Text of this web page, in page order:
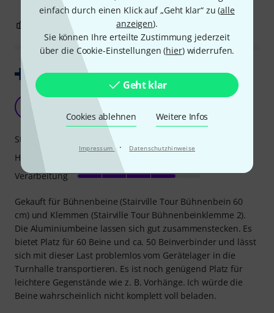
einfach durch einen Klick auf „Geht klar“ zu (alle
anzeigen).
Sie können Ihre erteilte Zustimmung jederzeit
über die Cookie-Einstellungen (hier) widerrufen.
Geht klar
Cookies ablehnen Weitere Infos
Impressum · Datenschutzhinweise
0 BEWERTUNG MELDEN
Original zeigen
Geräumige Box
Lauri S. 12.12.2018
Gekauft für Bühnenbeine (Stairville Tour Bühnenbein 60
cm) und Klemmen (Stairville Tour Bühnenbeinklemme 2).
Die Aluminiumbeine lassen sich gut zusammenstecken. Es
bietet Platz für 60 Beine und ca. 50 Beinverbinder und lässt
sich mit dieser Last problemlos vom Gerätelager in die
Turnhalle transportieren. Es ist noch genügend Platz für
leichtere Gegenstände wie z. B. Vorhänge. Ich würde die
Beine wahrscheinlich nicht komplett voll beladen.
Stabilität
Handling
Verarbeitung